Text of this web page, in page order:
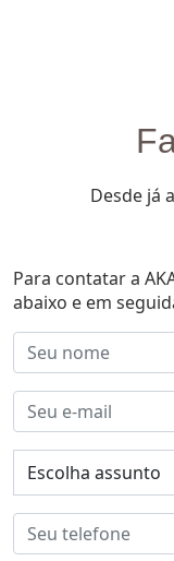
Desde já
Para contatar a
abaixo e em